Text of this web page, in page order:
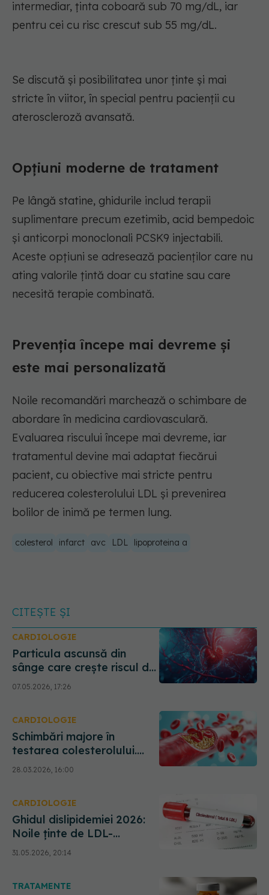
intermediar, ținta coboară sub 70 mg/dL, iar
pentru cei cu risc crescut sub 55 mg/dL.
Se discută și posibilitatea unor ținte și mai
stricte în viitor, în special pentru pacienții cu
ateroscleroză avansată.
Opțiuni moderne de tratament
Pe lângă statine, ghidurile includ terapii
suplimentare precum ezetimib, acid bempedoic
și anticorpi monoclonali PCSK9 injectabili.
Aceste opțiuni se adresează pacienților care nu
ating valorile țintă doar cu statine sau care
necesită terapie combinată.
Prevenția începe mai devreme și
este mai personalizată
Noile recomandări marchează o schimbare de
abordare în medicina cardiovasculară.
Evaluarea riscului începe mai devreme, iar
tratamentul devine mai adaptat fiecărui
pacient, cu obiective mai stricte pentru
reducerea colesterolului LDL și prevenirea
bolilor de inimă pe termen lung.
colesterol infarct avc LDL lipoproteina a
CITEȘTE ȘI
CARDIOLOGIE
Particula ascunsă din
sânge care crește riscul de
accident vascular și deces
07.05.2026, 17:26
CARDIOLOGIE
Schimbări majore în
testarea colesterolului.
Care sunt noile valori
normale
28.03.2026, 16:00
CARDIOLOGIE
Ghidul dislipidemiei 2026:
Noile ținte de LDL-
colesterol pentru
prevenirea riscului
31.05.2026, 20:14
TRATAMENTE